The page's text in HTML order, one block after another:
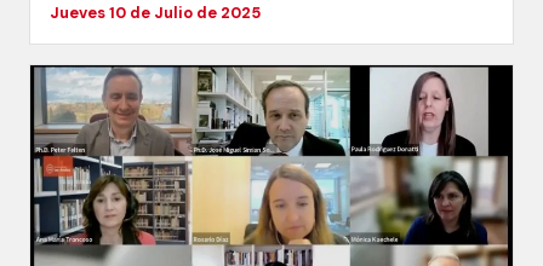
Jueves 10 de Julio de 2025